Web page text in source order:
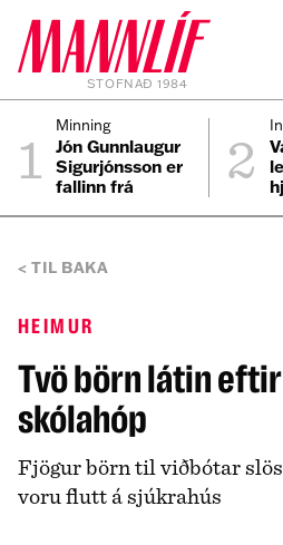
STOFNAÐ 1984
1 Minning
Jón Gunnlaugur
Sigurjónsson er
fallinn frá
2
TIL BAKA
HEIMUR
Tvö börn látin
skólahóp
Fjögur börn til viðbótar
voru flutt á sjúkrahús